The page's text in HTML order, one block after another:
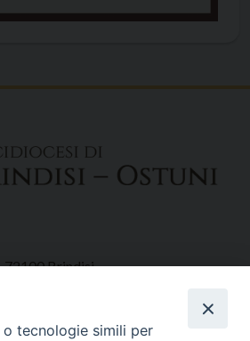
72100 Brindisi
tecnologie simili per